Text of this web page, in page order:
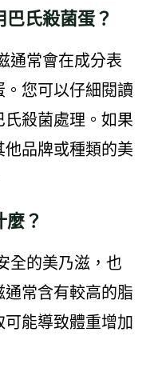
氏殺菌蛋？
通常會在成分表
您可以仔細閱讀
殺菌處理。如果
品牌或種類的美
？
全的美乃滋，也
常含有較高的脂
能導致體重增加